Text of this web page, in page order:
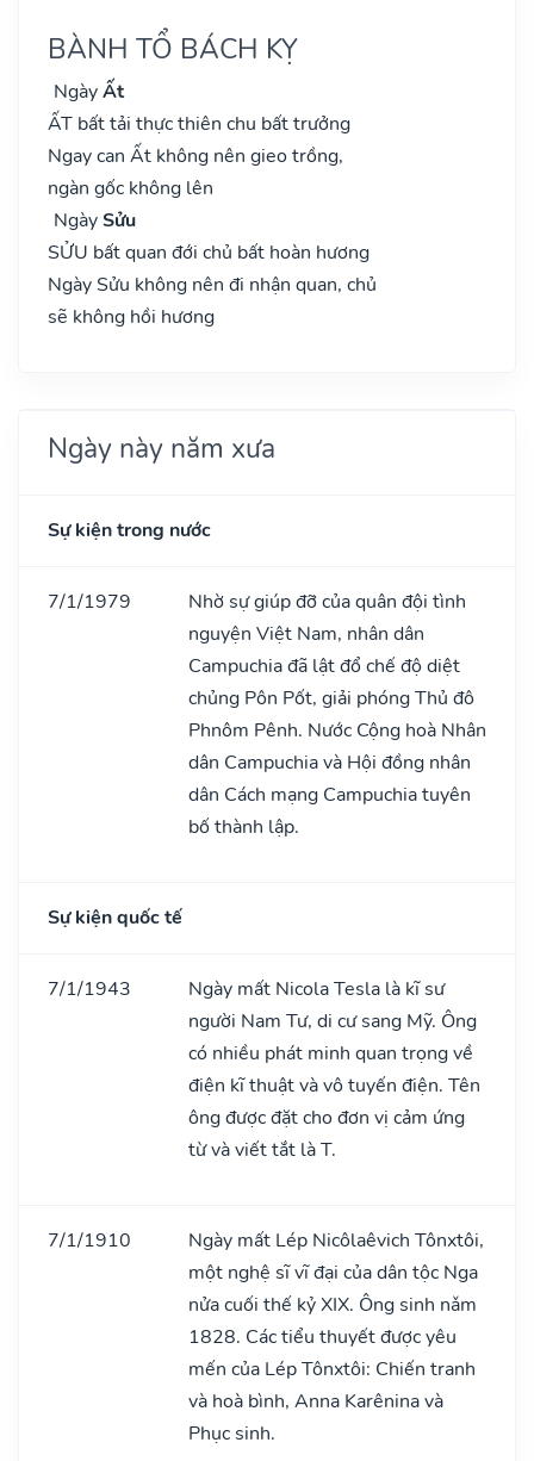
BÀNH TỔ BÁCH KỴ
NgàyẤt
ẤT bất tải thực thiên chu bất trưởng
Ngay can Ất không nên gieo trồng,
ngàn gốc không lên
NgàySửu
SỬU bất quan đới chủ bất hoàn hương
Ngày Sửu không nên đi nhận quan, chủ
sẽ không hồi hương
Ngày này năm xưa
Sự kiện trong nước
7/1/1979
Nhờ sự giúp đỡ của quân đội tình
nguyện Việt Nam, nhân dân
Campuchia đã lật đổ chế độ diệt
chủng Pôn Pốt, giải phóng Thủ đô
Phnôm Pênh. Nước Cộng hoà Nhân
dân Campuchia và Hội đồng nhân
dân Cách mạng Campuchia tuyên
bố thành lập.
Sự kiện quốc tế
7/1/1943
Ngày mất Nicola Tesla là kĩ sư
người Nam Tư, di cư sang Mỹ. Ông
có nhiều phát minh quan trọng về
điện kĩ thuật và vô tuyến điện. Tên
ông được đặt cho đơn vị cảm ứng
từ và viết tắt là T.
7/1/1910
Ngày mất Lép Nicôlaêvich Tônxtôi,
một nghệ sĩ vĩ đại của dân tộc Nga
nửa cuối thế kỷ XIX. Ông sinh nǎm
1828. Các tiểu thuyết được yêu
mến của Lép Tônxtôi: Chiến tranh
và hoà bình, Anna Karênina và
Phục sinh.